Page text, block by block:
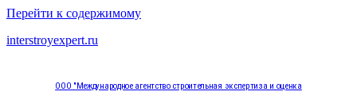
Перейти к содержимому
interstroyexpert.ru
ООО "Международное агентство строительная экспертиза и оценка